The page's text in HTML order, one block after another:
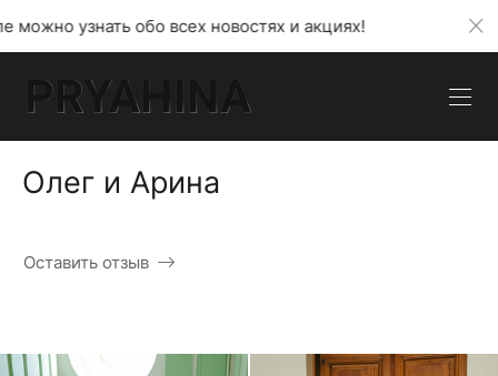
всех новостях и акциях! В моем телеграмм
Олег и Арина
Оставить отзыв